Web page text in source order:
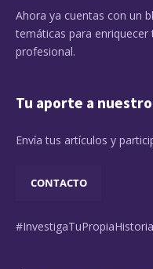
Ahora ya cuentas con un
temáticas para
profesional.
Tu aporte a
Envía tus artículos y
CONTACTO
#InvestigaTuPropiaHistoria